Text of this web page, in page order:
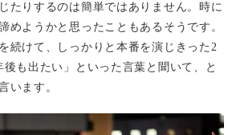
たりするのは簡単ではありません。時に
めようかと思ったこともあるそうです。
続けて、しっかりと本番を演じきった2
後も出たい」といった言葉と聞いて、と
います。